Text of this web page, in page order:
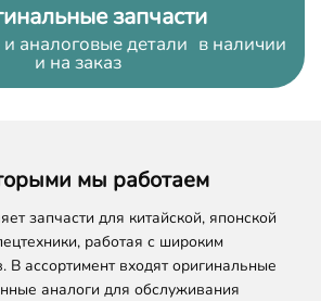
запчасти
аналоговые детали в наличии
и на заказ
мы работаем
запчасти для китайской, японской
работая с широким
В ассортимент входят оригинальные
аналоги для обслуживания